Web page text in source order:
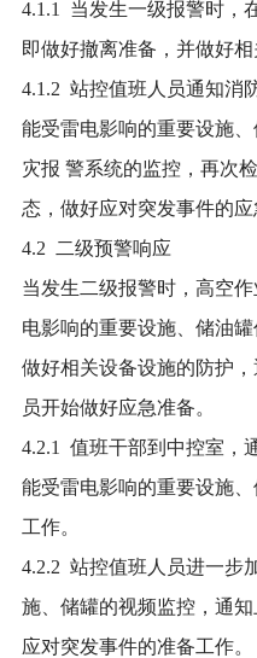
4.1.1 当发生一级报警时，
即做好撤离准备，并做好相
4.1.2 站控值班人员通知消
能受雷电影响的重要设施
灾报 警系统的监控，再次
态，做好应对突发事件的应
4.2 二级预警响应
当发生二级报警时，高空
电影响的重要设施、储油
做好相关设备设施的防护
员开始做好应急准备。
4.2.1 值班干部到中控室，
能受雷电影响的重要设施
工作。
4.2.2 站控值班人员进一步
施、储罐的视频监控，通
应对突发事件的准备工作。